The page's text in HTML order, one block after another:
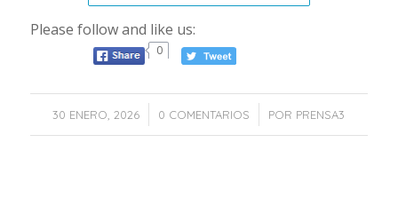
Please follow and like us:
0
30 ENERO, 2026
/ 0 COMENTARIOS
/ POR PRENSA3